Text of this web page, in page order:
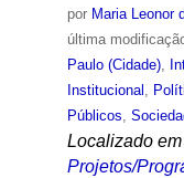
por Maria Leonor
última
Paulo (Cidade),
Institucional ,
Públicos,
Localizado em
Projetos/